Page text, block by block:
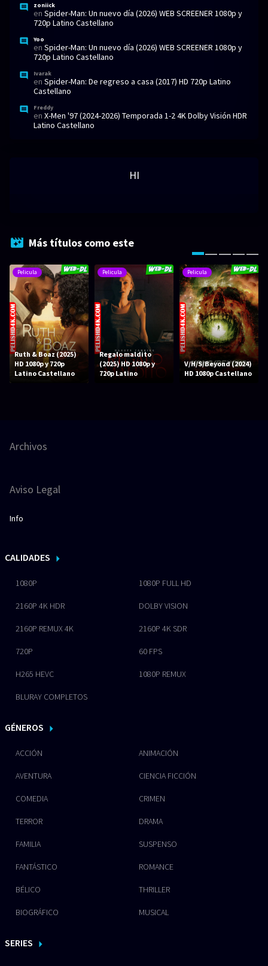
zoniick
en Spider-Man: Un nuevo día (2026) WEB SCREENER 1080p y
720p Latino Castellano
Yoo
en Spider-Man: Un nuevo día (2026) WEB SCREENER 1080p y
720p Latino Castellano
Ivarak
en Spider-Man: De regreso a casa (2017) HD 720p Latino
Castellano
Freddy
en X-Men '97 (2024-2026) Temporada 1-2 4K Dolby Visión HDR
Latino Castellano
HI
Más títulos como este
Pelicula
Ruth & Boaz (2025)
HD 1080p y 720p
Latino Castellano
Pelicula
Regalo maldito
(2025) HD 1080p y
720p Latino
Pelicula
V/H/S/Beyond (2024)
HD 1080p Castellano
Archivos
Aviso Legal
Info
CALIDADES
1080P 1080P FULL HD
2160P 4K HDR DOLBY VISION
2160P REMUX 4K 2160P 4K SDR
720P 60 FPS
H265 HEVC 1080P REMUX
BLURAY COMPLETOS
GÉNEROS
ACCIÓN ANIMACIÓN
AVENTURA CIENCIA FICCIÓN
COMEDIA CRIMEN
TERROR DRAMA
FAMILIA SUSPENSO
FANTÁSTICO ROMANCE
BÉLICO THRILLER
BIOGRÁFICO MUSICAL
SERIES